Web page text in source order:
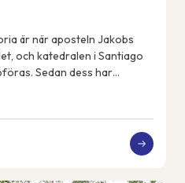
är när aposteln Jakobs
och katedralen i Santiago
Sedan dess har